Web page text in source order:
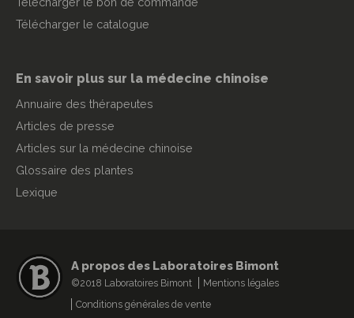
Télécharger le catalogue
En savoir plus sur la médecine chinoise
Annuaire des thérapeutes
Articles de presse
Articles sur la médecine chinoise
Glossaire des plantes
Lexique
A propos des Laboratoires Bimont
©2018 Laboratoires Bimont
Mentions légales
Conditions générales de vente